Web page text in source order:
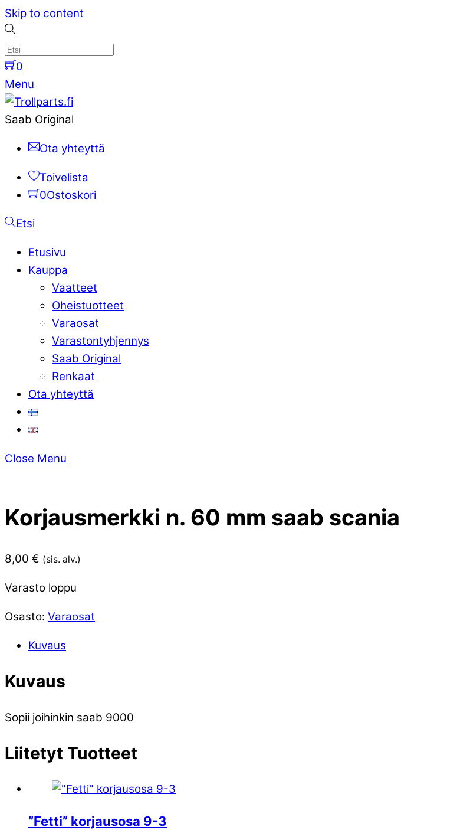
Skip to content
0
Menu
Saab Original
Ota yhteyttä
Toivelista
0Ostoskori
Etsi
Etusivu
Kauppa
Vaatteet
Oheistuotteet
Varaosat
Varastontyhjennys
Saab Original
Renkaat
Ota yhteyttä
Close Menu
Korjausmerkki n. 60 mm saab scania
8,00 € (sis. alv.)
Varasto loppu
Osasto: Varaosat
Kuvaus
Kuvaus
Sopii joihinkin saab 9000
Liitetyt Tuotteet
”Fetti” korjausosa 9-3